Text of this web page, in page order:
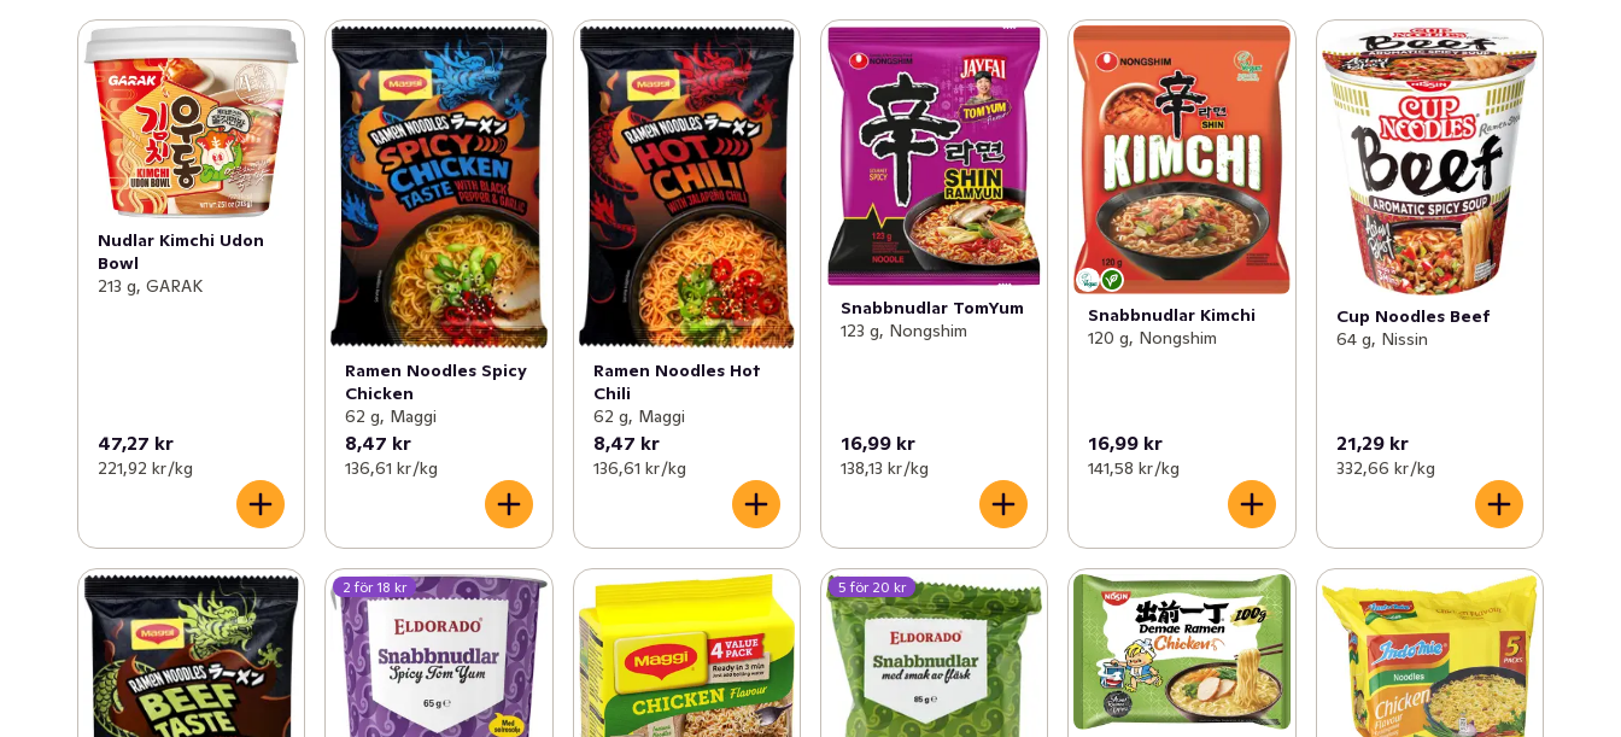
Nudlar Kimchi Udon
Bowl
213 g, GARAK
47,27 kr
221,92 kr /kg
Ramen Noodles Spicy
Chicken
62 g, Maggi
8,47 kr
136,61 kr /kg
Ramen Noodles Hot
Chili
62 g, Maggi
8,47 kr
136,61 kr /kg
Snabbnudlar TomYum
123 g, Nongshim
16,99 kr
138,13 kr /kg
Snabbnudlar Kimchi
120 g, Nongshim
16,99 kr
141,58 kr /kg
Cup Noodles Beef
64 g, Nissin
21,29 kr
332,66 kr /kg
2 för 18 kr 5 för 20 kr